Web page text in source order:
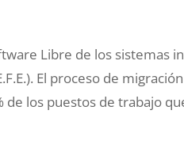
Libre de los sistemas
El proceso de
los puestos de trabajo